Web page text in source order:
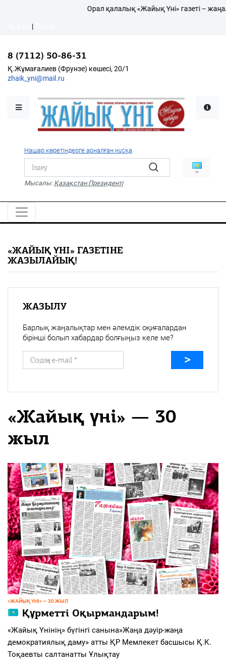
Қалалықтар қаперіне
Қоғам
Дені сау ұлт
Спорт
Жалын
PDF
«Жайық үні» — 33 жыл
Каталог
Қ.Жұмағалиев (Фрунзе)
Орал қалалық «Жайық Үні» газеті –
|
8 (7112) 50-86-31
Қ.Жұмағалиев (Фрунзе) көшесі, 20/1
zhaik_yni@mail.ru
Нашар көретіндерге арналған нұсқа
Мысалы: Қазақстан Президенті
«Жайық үні» — 30
жыл
«ЖАЙЫҚ ҮНІ» — 30 ЖЫЛ
Құрметті Оқырмандарым!
«Жайық Үнінің» бүгінгі санына»Жаңа дәуір-жаңа
демократиялық даму» атты ҚР Мемлекет басшысы Қ.К.
Тоқаевты салтанатты Ұлықтау
«ЖАЙЫҚ ҮНІ» ГАЗЕТІНЕ
ЖАЗЫЛАЙЫҚ!
ЖАЗЫЛУ
Барлық жаңалықтар мен әлемдік оқиғалардан
бірінші болып хабардар болғыңыз келе ме?